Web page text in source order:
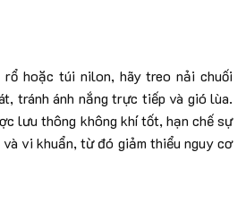
hoặc túi nilon, hãy treo nải chuối
tránh ánh nắng trực tiếp và gió lùa.
lưu thông không khí tốt, hạn chế sự
vi khuẩn, từ đó giảm thiểu nguy cơ